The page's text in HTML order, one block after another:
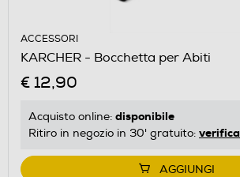
ACCESSORI
KARCHER - Bocchetta per Abiti
€ 12,90
Acquisto online: disponibile
Ritiro in negozio in 30' gratuito: verifica
AGGIUNGI